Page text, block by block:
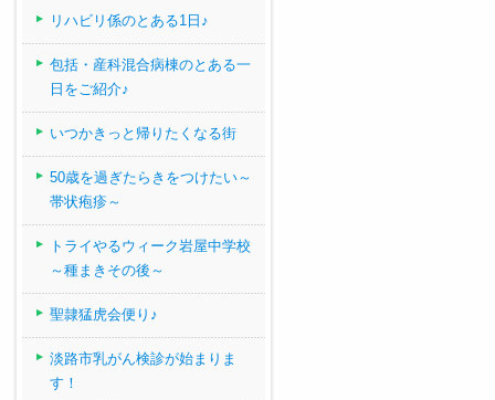
リハビリ係のとある1日♪
包括・産科混合病棟のとある一
日をご紹介♪
いつかきっと帰りたくなる街
50歳を過ぎたらきをつけたい～
帯状疱疹～
トライやるウィーク岩屋中学校
～種まきその後～
聖隷猛虎会便り♪
淡路市乳がん検診が始まりま
す！